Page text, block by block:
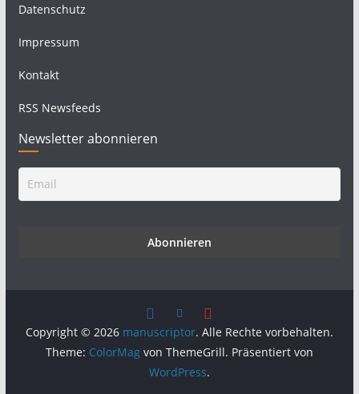
Datenschutz
Impressum
Kontakt
RSS Newsfeeds
Newsletter abonnieren
Copyright © 2026 manuscriptor. Alle Rechte vorbehalten.
Theme: ColorMagvon ThemeGrill. Präsentiert von
WordPress.